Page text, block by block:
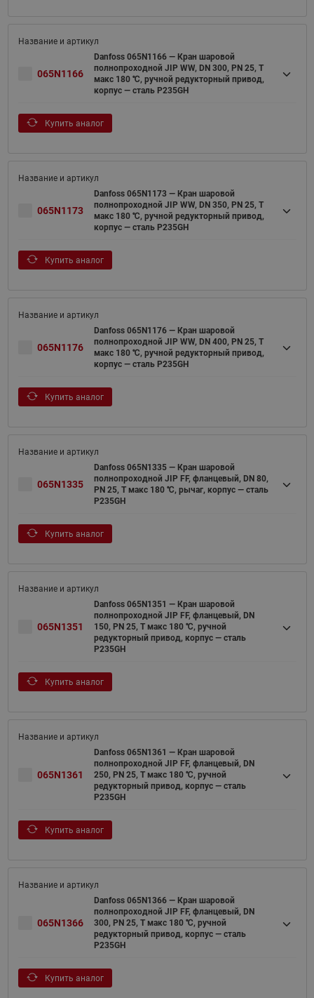
065N1166
Danfoss 065N1166 — Кран шаровой
полнопроходной JIP WW, DN 300, PN 25, T
макс 180 ℃, ручной редукторный привод,
корпус — сталь P235GH
Купить аналог
065N1173
Danfoss 065N1173 — Кран шаровой
полнопроходной JIP WW, DN 350, PN 25, T
макс 180 ℃, ручной редукторный привод,
корпус — сталь P235GH
Купить аналог
065N1176
Danfoss 065N1176 — Кран шаровой
полнопроходной JIP WW, DN 400, PN 25, T
макс 180 ℃, ручной редукторный привод,
корпус — сталь P235GH
Купить аналог
065N1335
Danfoss 065N1335 — Кран шаровой
полнопроходной JIP FF, фланцевый, DN 80,
PN 25, T макс 180 ℃, рычаг, корпус — сталь
P235GH
Купить аналог
065N1351
Danfoss 065N1351 — Кран шаровой
полнопроходной JIP FF, фланцевый, DN
150, PN 25, T макс 180 ℃, ручной
редукторный привод, корпус — сталь
P235GH
Купить аналог
065N1361
Danfoss 065N1361 — Кран шаровой
полнопроходной JIP FF, фланцевый, DN
250, PN 25, T макс 180 ℃, ручной
редукторный привод, корпус — сталь
P235GH
Купить аналог
065N1366
Danfoss 065N1366 — Кран шаровой
полнопроходной JIP FF, фланцевый, DN
300, PN 25, T макс 180 ℃, ручной
редукторный привод, корпус — сталь
P235GH
Купить аналог